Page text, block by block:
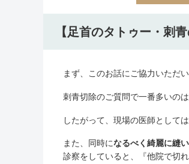
【足首のタトゥー・刺
まず、このお話にご協力いただ
刺青切除のご質問で一番多いの
したがって、現場の医師としては
また、同時になるべく綺麗に縫
診察をしていると、『他院で切